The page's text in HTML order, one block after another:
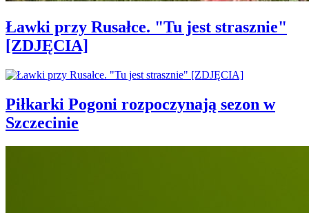
Ławki przy Rusałce. "Tu jest strasznie"
[ZDJĘCIA]
Piłkarki Pogoni rozpoczynają sezon w
Szczecinie